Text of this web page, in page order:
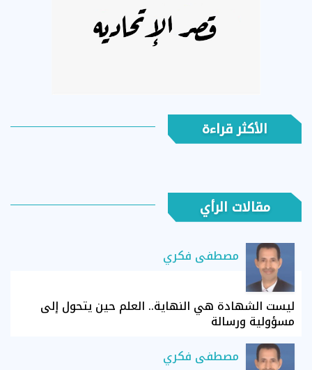
الأكثر قراءة
مقالات الرأي
مصطفى فكري
ليست الشهادة هي النهاية.. العلم حين يتحول إلى
مسؤولية ورسالة
مصطفى فكري